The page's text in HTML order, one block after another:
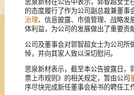
思泉新材在公告中表示，郭智超女士
的态度履行了作为公司副总裁兼董事
治理、信息披露、市值管理、战略发
体利益，为公司的发展做出了重要贡
公司及董事会对郭智超女士为公司所
悼，并向其家人致以深切慰问。
思泉新材表示，截至本公告披露日，
票上市规则》的相关规定，暂由公司
序尽快完成新任董事会秘书的聘任工